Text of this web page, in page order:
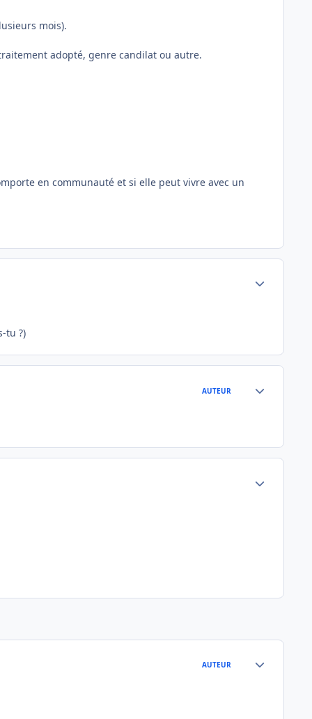
mois).
adopté, genre candilat ou autre.
en communauté et si elle peut vivre avec un
tu ?)
AUTEUR
AUTEUR